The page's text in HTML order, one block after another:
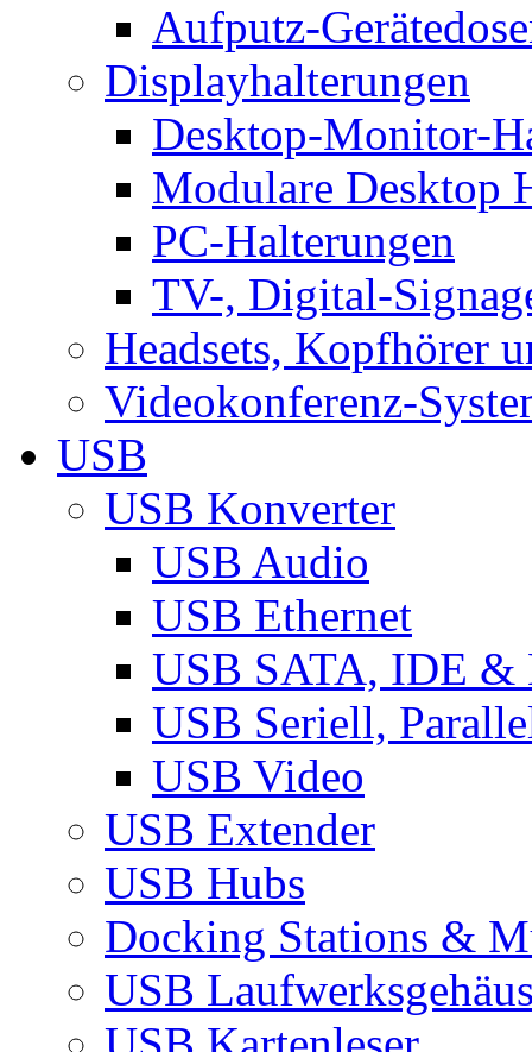
Aufputz-
Displayhalterungen
Desktop-Monitor-
Modulare Desktop
PC-Halterungen
TV-, Digital-
Headsets, Kopfhörer
Videokonferenz-
USB
USB Konverter
USB Audio
USB Ethernet
USB SATA, IDE &
USB Seriell,
USB Video
USB Extender
USB Hubs
Docking Stations &
USB